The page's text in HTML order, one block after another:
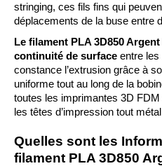
stringing, ces fils fins qui
déplacements de la buse entre
Le filament PLA 3D850
continuité de surface entre les
constance l’extrusion grâce à
uniforme tout au long de la
toutes les imprimantes 3D
les têtes d’impression tout
Quelles sont les
filament PLA 3D850